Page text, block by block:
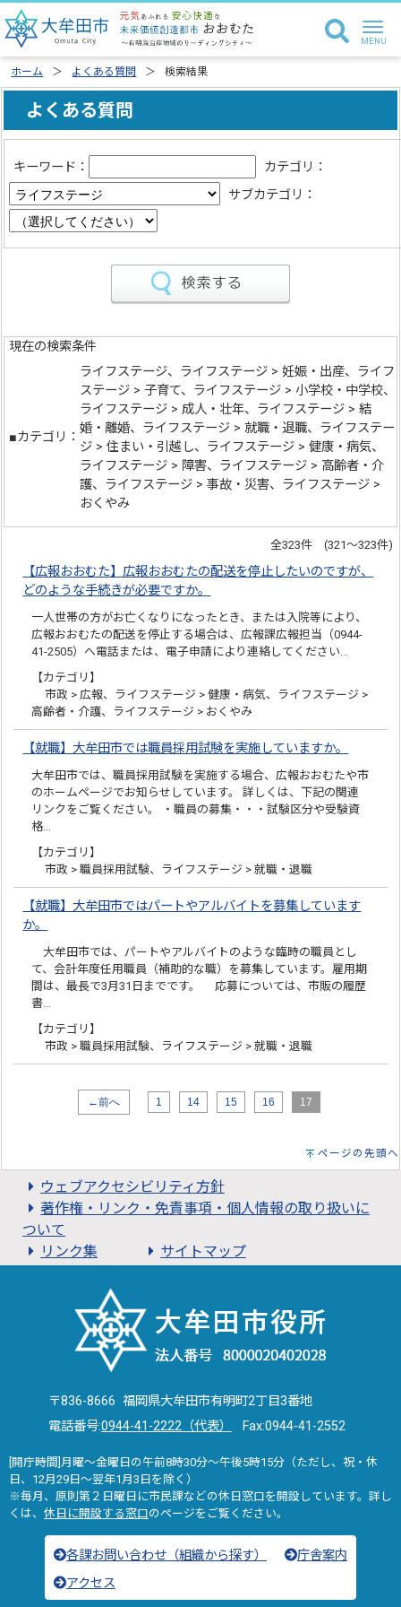
ホーム よくある質問 検索結果
よくある質問
キーワード：
カテゴリ：
サブカテゴリ：
現在の検索条件
■カテゴリ：
ライフステージ、ライフステージ > 妊娠・出産、ライフ
ステージ > 子育て、ライフステージ > 小学校・中学校、
ライフステージ > 成人・壮年、ライフステージ > 結
婚・離婚、ライフステージ > 就職・退職、ライフステー
ジ > 住まい・引越し、ライフステージ > 健康・病気、
ライフステージ > 障害、ライフステージ > 高齢者・介
護、ライフステージ > 事故・災害、ライフステージ >
おくやみ
全323件 (321～323件)
【広報おおむた】広報おおむたの配送を停止したいのですが、
どのような手続きが必要ですか。
一人世帯の方がお亡くなりになったとき、または入院等により、
広報おおむたの配送を停止する場合は、広報課広報担当（0944-
41-2505）へ電話または、電子申請により連絡してください…
【カテゴリ】
市政 > 広報、ライフステージ > 健康・病気、ライフステージ >
高齢者・介護、ライフステージ > おくやみ
【就職】大牟田市では職員採用試験を実施していますか。
大牟田市では、職員採用試験を実施する場合、広報おおむたや市
のホームページでお知らせしています。 詳しくは、下記の関連
リンクをご覧ください。 ・職員の募集・・・試験区分や受験資
格…
【カテゴリ】
市政 > 職員採用試験、ライフステージ > 就職・退職
【就職】大牟田市ではパートやアルバイトを募集しています
か。
大牟田市では、パートやアルバイトのような臨時の職員とし
て、会計年度任用職員（補助的な職）を募集しています。雇用期
間は、最長で3月31日までです。 応募については、市販の履歴
書…
【カテゴリ】
市政 > 職員採用試験、ライフステージ > 就職・退職
←前へ 1 14 15 16 17
ページの先頭へ
ウェブアクセシビリティ方針
著作権・リンク・免責事項・個人情報の取り扱いに
ついて
リンク集
サイトマップ
〒836-8666 福岡県大牟田市有明町2丁目3番地
電話番号:0944-41-2222（代表） Fax:0944-41-2552
[開庁時間]月曜～金曜日の午前8時30分～午後5時15分（ただし、祝・休
日、12月29日～翌年1月3日を除く）
※毎月、原則第２日曜日に市民課などの休日窓口を開設しています。詳し
くは、 休日に開設する窓口のページをご覧ください。
各課お問い合わせ（組織から探す）
庁舎案内
アクセス